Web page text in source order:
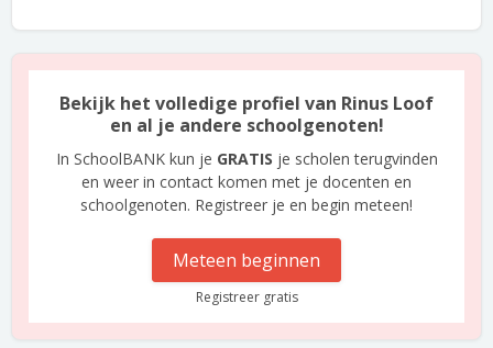
Bekijk het volledige profiel van Rinus Loof
en al je andere schoolgenoten!
In SchoolBANK kun je GRATIS je scholen terugvinden
en weer in contact komen met je docenten en
schoolgenoten. Registreer je en begin meteen!
Meteen beginnen
Registreer gratis